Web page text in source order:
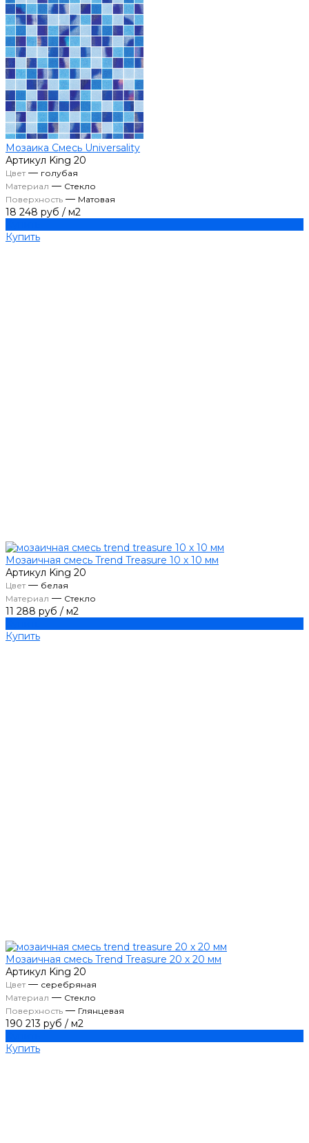
Мозаика Смесь Universality
Артикул King 20
Цвет— голубая
Материал — Стекло
Поверхность — Матовая
18 248 руб / м2
Купить
Мозаичная смесь Trend Treasure 10 х 10 мм
Артикул King 20
Цвет— белая
Материал — Стекло
11 288 руб / м2
Купить
Мозаичная смесь Trend Treasure 20 х 20 мм
Артикул King 20
Цвет— серебряная
Материал — Стекло
Поверхность — Глянцевая
190 213 руб / м2
Купить